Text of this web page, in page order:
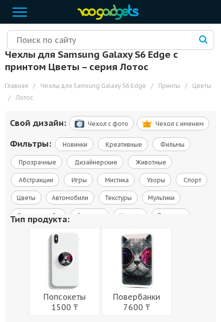
Чехлы для Samsung Galaxy S6 Edge с
принтом Цветы – cерия Лотос
Главная / Чехлы для Samsung Galaxy S6 Edge / Принты /
Цветы
/
Лотос
Свой дизайн: Чехол c фото Чехол c именем
Фильтры: Новинки Креативные Фильмы
Прозрачные Дизайнерские Животные
Абстракции Игры Мистика Узоры Спорт
Цветы Автомобили Текстуры Мультики
Флаги и гербы Сериалы Космос Природа
Мужчины
Еда Праздники
Тип продукта:
Попсокеты
1500 ₸
Повербанки
7600 ₸